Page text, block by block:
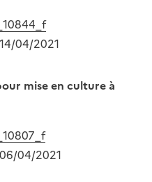
04/2021
mise en culture à
04/2021